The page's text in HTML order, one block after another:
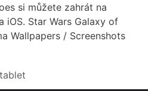
si můžete zahrát na
iOS. Star Wars Galaxy of
Wallpapers / Screenshots